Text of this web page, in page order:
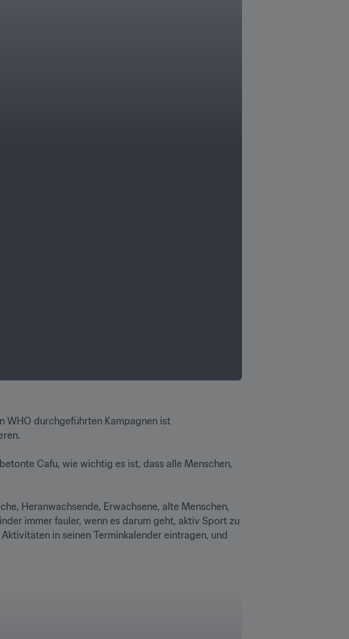
WHO durchgeführten Kampagnen ist
Cafu, wie wichtig es ist, dass alle Menschen,
Heranwachsende, Erwachsene, alte Menschen,
immer fauler, wenn es darum geht, aktiv Sport zu
in seinen Terminkalender eintragen, und